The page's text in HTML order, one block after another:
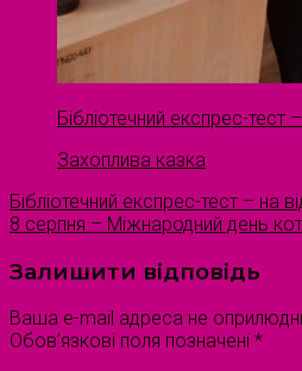
Бібліотечний експрес-тест
Захоплива казка
Бібліотечний експрес-тест – на
8 серпня – Міжнародний день
Залишити відповідь
Ваша e-mail адреса не
Обов’язкові поля позначені *